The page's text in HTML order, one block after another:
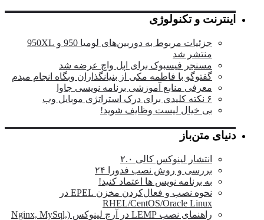
اینترنت و تکنولوژی
جزئیات مربوط به دوربین‌های لومیا 950 و 950XL
منتشر شد
مسنجر فیسبوک برای اپل واچ عرضه شد
گفتوگو با فاطمه مکی از بنیانگذاران وبگاه انجام میدم
معرفی منابع آموزشی برنامه نویسی جاوا
بی خیال لیست وظایف شوید!
دنیای متن‌باز
انتشار لینوکس کالی ۲.۰
بررسی و روش نصب فدورا ۲۴
به برنامه نویس ها اعتماد کنید!
نحوه نصب و فعال‌کردن مخزن EPEL در
RHEL/CentOS/Oracle Linux
راهنمای نصب LEMP در آرچ لینوکس (Nginx, MySql,